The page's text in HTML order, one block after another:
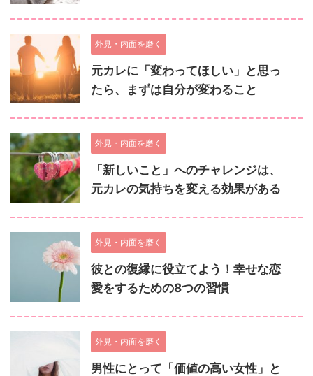
外見・内面を磨く
元カレに「変わってほしい」と思っ
たら、まずは自分が変わること
外見・内面を磨く
「新しいこと」へのチャレンジは、
元カレの気持ちを変える効果がある
外見・内面を磨く
彼との復縁に役立てよう！幸せな恋
愛をするための8つの習慣
外見・内面を磨く
男性にとって「価値の高い女性」と